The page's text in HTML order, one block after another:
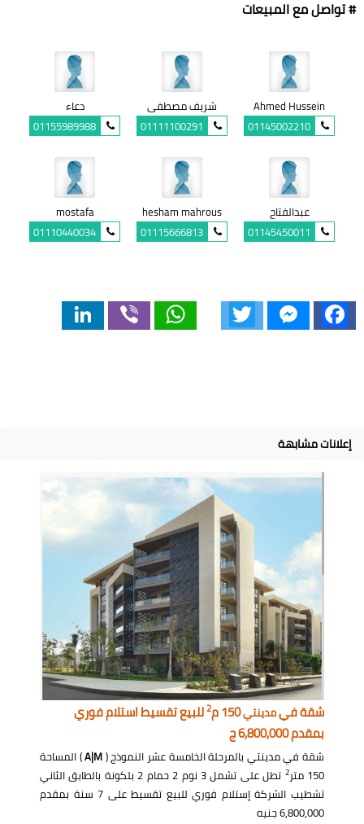
# تواصل مع المبيعات
Ahmed Hussein
01145002210
شريف مصطفى
01111100291
دعاء
01155989988
عبدالفتاح
01145450011
hesham mahrous
01115666813
mostafa
01110440034
Facebook
Messenger
WhatsApp
إعلانات مشابهة
شقة فيمدينتي150 م 2للبيع تقسيط استلام فوري
بمقدم 6,800,000 ج
شقة في مدينتي بالمرحلة الخامسة عشر النموذج (A|M) المساحة
150 متر
2
تطل على تشمل 3 نوم 2 حمام 2 بلكونة بالطابق الثاني
تشطيب الشركة إستلام فوري للبيع تقسيط على 7 سنة بمقدم
6,800,000 جنيه